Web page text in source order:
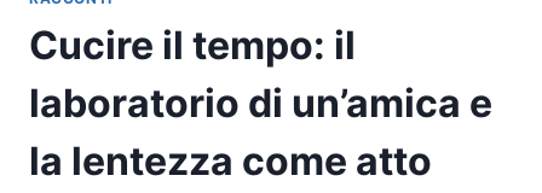
Cucire il tempo: il
laboratorio di un’amica e
la lentezza come atto